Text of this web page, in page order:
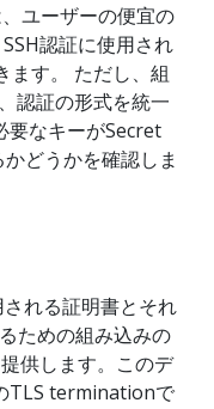
ユーザーの便宜の
認証に使用され
ます。 ただし、組
認証の形式を統一
要なキーがSecret
どうかを確認しま
れる証明書とそれ
ための組み込みの
供します。このデ
TLS terminationで